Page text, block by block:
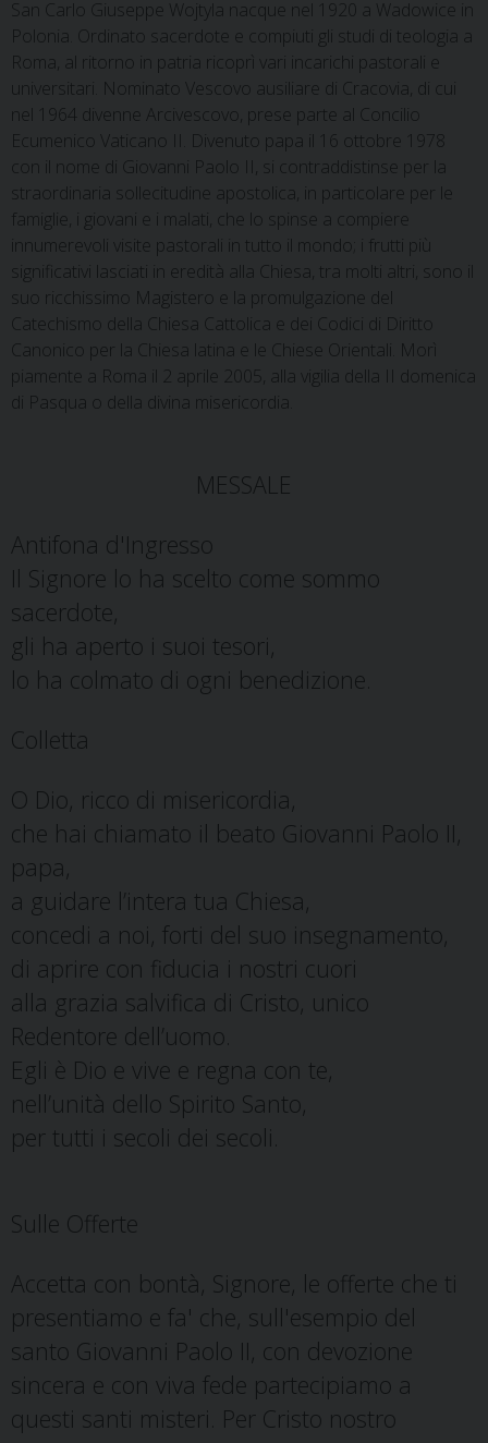
San Carlo Giuseppe Wojtyla nacque nel 1920 a Wadowice in
Polonia. Ordinato sacerdote e compiuti gli studi di teologia a
Roma, al ritorno in patria ricoprì vari incarichi pastorali e
universitari. Nominato Vescovo ausiliare di Cracovia, di cui
nel 1964 divenne Arcivescovo, prese parte al Concilio
Ecumenico Vaticano II. Divenuto papa il 16 ottobre 1978
con il nome di Giovanni Paolo II, si contraddistinse per la
straordinaria sollecitudine apostolica, in particolare per le
famiglie, i giovani e i malati, che lo spinse a compiere
innumerevoli visite pastorali in tutto il mondo; i frutti più
significativi lasciati in eredità alla Chiesa, tra molti altri, sono il
suo ricchissimo Magistero e la promulgazione del
Catechismo della Chiesa Cattolica e dei Codici di Diritto
Canonico per la Chiesa latina e le Chiese Orientali. Morì
piamente a Roma il 2 aprile 2005, alla vigilia della II domenica
di Pasqua o della divina misericordia.
MESSALE
Antifona d'Ingresso
Il Signore lo ha scelto come sommo
sacerdote,
gli ha aperto i suoi tesori,
lo ha colmato di ogni benedizione.
Colletta
O Dio, ricco di misericordia,
che hai chiamato il beato Giovanni Paolo II,
papa,
a guidare l’intera tua Chiesa,
concedi a noi, forti del suo insegnamento,
di aprire con fiducia i nostri cuori
alla grazia salvifica di Cristo, unico
Redentore dell’uomo.
Egli è Dio e vive e regna con te,
nell’unità dello Spirito Santo,
per tutti i secoli dei secoli.
Sulle Offerte
Accetta con bontà, Signore, le offerte che ti
presentiamo e fa' che, sull'esempio del
santo Giovanni Paolo II, con devozione
sincera e con viva fede partecipiamo a
questi santi misteri. Per Cristo nostro